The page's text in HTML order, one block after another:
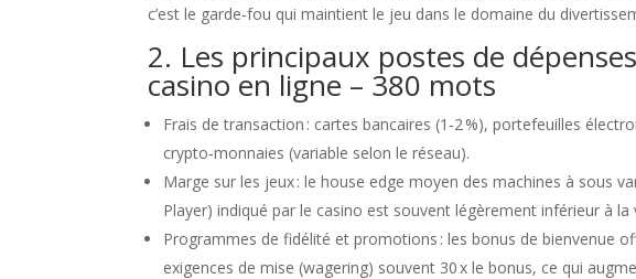
c’est le garde‑fou qui maintient le jeu dans le domaine du
2. Les principaux postes de
casino en ligne – 380 mots
Frais de transaction : cartes bancaires (1‑2 %), portefeuilles
crypto‑monnaies (variable selon le réseau).
Marge sur les jeux : le house edge moyen des machines à sous
Player) indiqué par le casino est souvent légèrement inférieur à
Programmes de fidélité et promotions : les bonus de bienvenue
exigences de mise (wagering) souvent 30 x le bonus, ce qui